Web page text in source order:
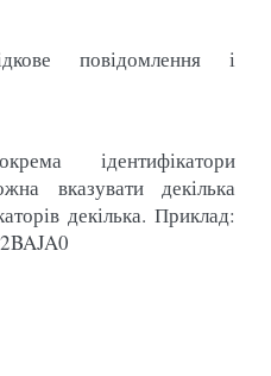
повідомлення і
ідентифікатори
вказувати декілька
декілька. Приклад: